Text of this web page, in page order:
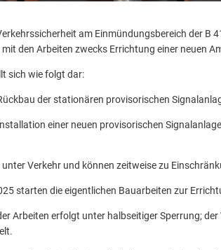
am Einmündungsbereich der B
den Arbeiten zwecks Errichtung einer neuen
sich wie folgt dar:
der stationären provisorischen
einer neuen provisorischen
unter Verkehr und können zeitweise zu
starten die eigentlichen Bauarbeiten zur
Arbeiten erfolgt unter halbseitiger Sperrung;